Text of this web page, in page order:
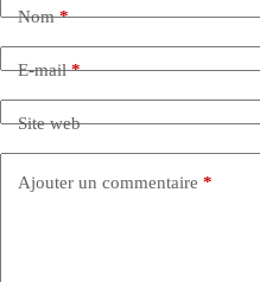
Nom*
E-mail*
Site web
Ajouter un commentaire *